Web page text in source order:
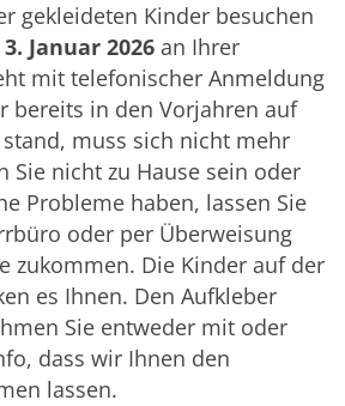
gekleideten Kinder besuchen
Januar 2026 an Ihrer
mit telefonischer Anmeldung
bereits in den Vorjahren auf
muss sich nicht mehr
Sie nicht zu Hause sein oder
Probleme haben, lassen Sie
oder per Überweisung
zukommen. Die Kinder auf der
es Ihnen. Den Aufkleber
Sie entweder mit oder
dass wir Ihnen den
lassen.